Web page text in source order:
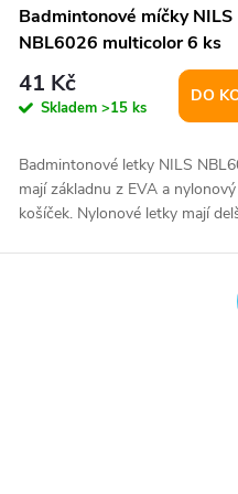
Badmintonové míčky NILS
NBL6026 multicolor 6 ks
41 Kč
Skladem >15 ks
DO
Badmintonové letky NILS
mají základnu z EVA a nylonový
košíček. Nylonové letky mají